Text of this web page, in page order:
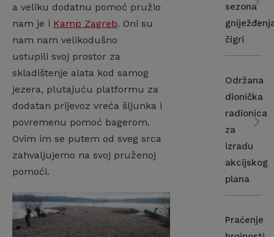
a veliku dodatnu pomoć pružio
nam je i Kamp Zagreb. Oni su
nam nam velikodušno
ustupili svoj prostor za
skladištenje alata kod samog
jezera, plutajuću platformu za
dodatan prijevoz vreća šljunka i
povremenu pomoć bagerom.
Ovim im se putem od sveg srca
zahvaljujemo na svoj pruženoj
pomoći.
sezona
čigri
Održana
dionička
radionica
za
izradu
akcijskog
plana
Praćenje